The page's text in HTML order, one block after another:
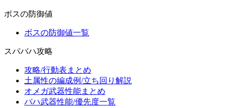
ボスの防御値
ボスの防御値一覧
スパバハ攻略
攻略/行動表まとめ
土属性の編成例/立ち回り解説
オメガ武器性能まとめ
バハ武器性能/優先度一覧